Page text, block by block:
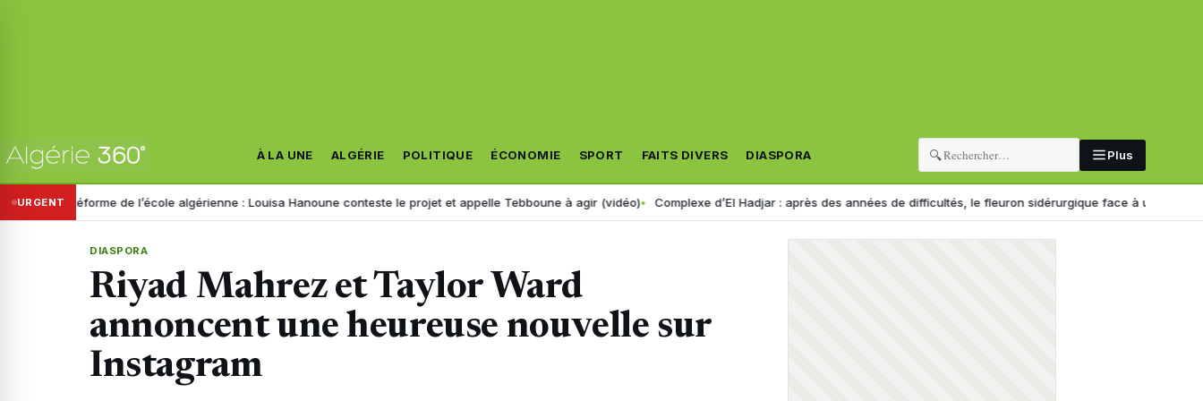
À LA UNE ALGÉRIE POLITIQUE ÉCONOMIE SPORT FAITS DIVERS DIASPORA 🔍 Plus
URGENTde l’école algérienne : Louisa Hanoune conteste le projet et appelle Tebboune à agir (vidéo) Complexe d’El Hadjar : après des années de difficultés, le fleuron sidérurgique face à un tournant
DIASPORA
Riyad Mahrez et Taylor Ward
annoncent une heureuse nouvelle sur
Instagram